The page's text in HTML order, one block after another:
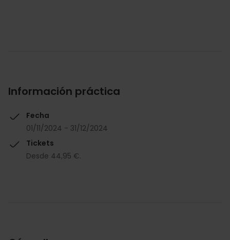
Información práctica
Fecha
01/11/2024 - 31/12/2024
Tickets
Desde 44,95 €.